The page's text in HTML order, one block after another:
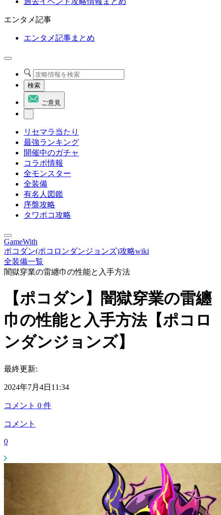
エンタメ記事
エンタメ記事まとめ
検索
ご意見
リセマラ当たり
最強ランキング
開催中のガチャ
コラボ情報
全モンスター
全装備
有名人図鑑
序盤攻略
タワポコ攻略
GameWith
ポコダン(ポコロンダンジョンズ)攻略wiki
全装備一覧
闇獄穿業の雷纏巾の性能と入手方法
【ポコダン】闇獄穿業の雷纏
巾の性能と入手方法【ポコロ
ンダンジョンズ】
最終更新:
2024年7月4日11:34
コメント 0 件
コメント
0